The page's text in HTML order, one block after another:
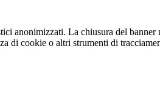
anonimizzati. La chiusura del
di cookie o altri strumenti di